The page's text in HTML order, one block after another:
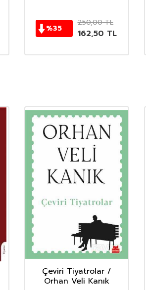
%35
250,00TL
162,50 TL
Çeviri Tiyatrolar /
Orhan Veli Kanık